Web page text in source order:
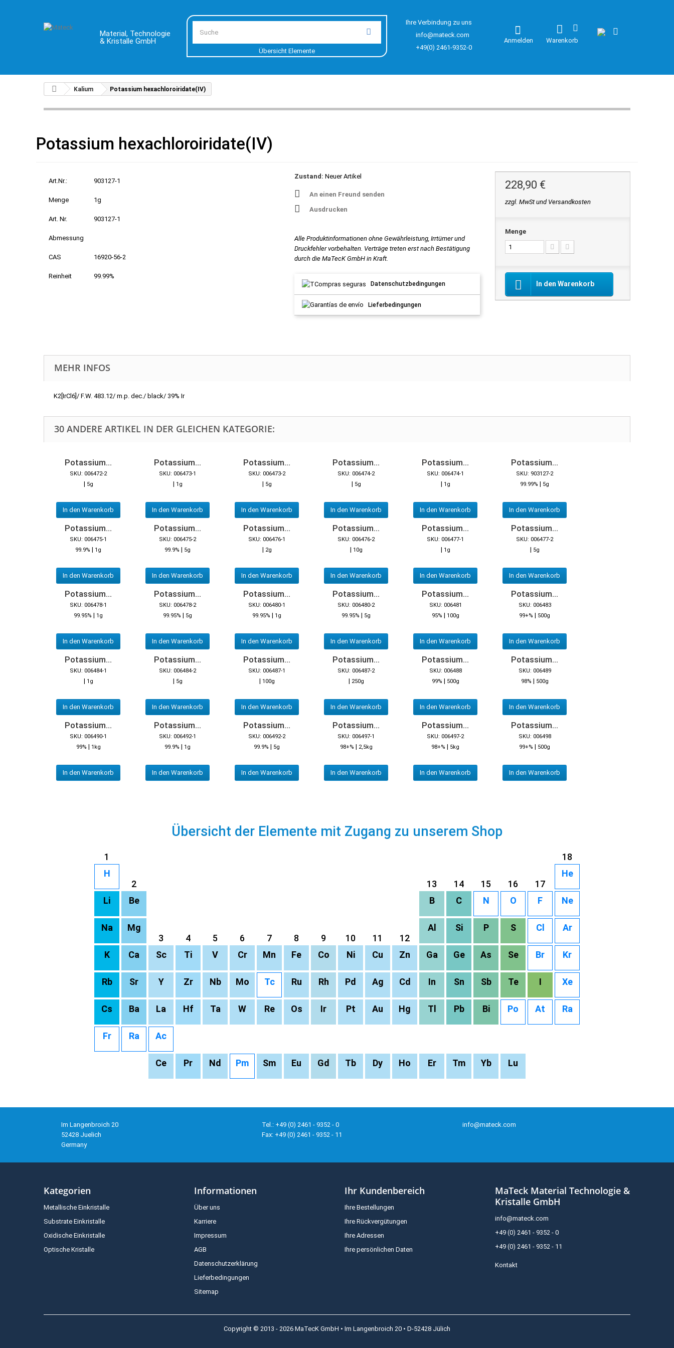
Material, Technologie
& Kristalle GmbH
Übersicht Elemente
Ihre Verbindung zu uns
info@mateck.com
+49(0) 2461-9352-0
Warenkorb
Anmelden
Kalium Potassium hexachloroiridate(IV)
Potassium hexachloroiridate(IV)
Art.Nr.: 903127-1
Menge 1g
Art. Nr. 903127-1
Abmessung
CAS 16920-56-2
Reinheit 99.99%
Zustand: Neuer Artikel
An einen Freund senden
Ausdrucken
Alle Produktinformationen ohne Gewährleistung, Irrtümer und
Druckfehler vorbehalten. Verträge treten erst nach Bestätigung
durch die MaTecK GmbH in Kraft.
Datenschutzbedingungen
Lieferbedingungen
228,90 €
zzgl. MwSt und Versandkosten
Menge
In den Warenkorb
MEHR INFOS
K2[IrCl6]/ F.W. 483.12/ m.p. dec./ black/ 39% Ir
30 ANDERE ARTIKEL IN DER GLEICHEN KATEGORIE:
Potassium...
SKU: 006472-2
| 5g
In den Warenkorb
Potassium...
SKU: 006473-1
| 1g
In den Warenkorb
Potassium...
SKU: 006473-2
| 5g
In den Warenkorb
Potassium...
SKU: 006474-2
| 5g
In den Warenkorb
Potassium...
SKU: 006474-1
| 1g
In den Warenkorb
Potassium...
SKU: 903127-2
99.99% | 5g
In den Warenkorb
Potassium...
SKU: 006475-1
99.9% | 1g
In den Warenkorb
Potassium...
SKU: 006475-2
99.9% | 5g
In den Warenkorb
Potassium...
SKU: 006476-1
| 2g
In den Warenkorb
Potassium...
SKU: 006476-2
| 10g
In den Warenkorb
Potassium...
SKU: 006477-1
| 1g
In den Warenkorb
Potassium...
SKU: 006477-2
| 5g
In den Warenkorb
Potassium...
SKU: 006478-1
99.95% | 1g
In den Warenkorb
Potassium...
SKU: 006478-2
99.95% | 5g
In den Warenkorb
Potassium...
SKU: 006480-1
99.95% | 1g
In den Warenkorb
Potassium...
SKU: 006480-2
99.95% | 5g
In den Warenkorb
Potassium...
SKU: 006481
95% | 100g
In den Warenkorb
Potassium...
SKU: 006483
99+% | 500g
In den Warenkorb
Potassium...
SKU: 006484-1
| 1g
In den Warenkorb
Potassium...
SKU: 006484-2
| 5g
In den Warenkorb
Potassium...
SKU: 006487-1
| 100g
In den Warenkorb
Potassium...
SKU: 006487-2
| 250g
In den Warenkorb
Potassium...
SKU: 006488
99% | 500g
In den Warenkorb
Potassium...
SKU: 006489
98% | 500g
In den Warenkorb
Potassium...
SKU: 006490-1
99% | 1kg
In den Warenkorb
Potassium...
SKU: 006492-1
99.9% | 1g
In den Warenkorb
Potassium...
SKU: 006492-2
99.9% | 5g
In den Warenkorb
Potassium...
SKU: 006497-1
98+% | 2,5kg
In den Warenkorb
Potassium...
SKU: 006497-2
98+% | 5kg
In den Warenkorb
Potassium...
SKU: 006498
99+% | 500g
In den Warenkorb
Übersicht der Elemente mit Zugang zu unserem Shop
1
18
H
2
13 14 15 16 17
He
Li Be B C N O F Ne
Na
Mg
3
4 5 6 7 8 9 10 11 12
Al Si P S Cl Ar
K Ca Sc Ti V Cr Mn Fe Co Ni Cu Zn Ga Ge As Se Br Kr
Rb Sr Y Zr Nb Mo Tc Ru Rh Pd Ag Cd In Sn Sb Te I Xe
Cs Ba La Hf Ta W Re Os Ir Pt Au Hg Tl Pb Bi Po At Ra
Fr Ra Ac
Ce Pr Nd Pm Sm Eu Gd Tb Dy Ho Er Tm Yb Lu
Im Langenbroich 20
52428 Juelich
Germany
Tel.: +49 (0) 2461 - 9352 - 0
Fax: +49 (0) 2461 - 9352 - 11
info@mateck.com
Kategorien
Metallische Einkristalle
Substrate Einkristalle
Oxidische Einkristalle
Optische Kristalle
Informationen
Über uns
Karriere
Impressum
AGB
Datenschutzerklärung
Lieferbedingungen
Sitemap
Ihr Kundenbereich
Ihre Bestellungen
Ihre Rückvergütungen
Ihre Adressen
Ihre persönlichen Daten
MaTeck Material Technologie &
Kristalle GmbH
info@mateck.com
+49 (0) 2461 - 9352 - 0
+49 (0) 2461 - 9352 - 11
Kontakt
Copyright © 2013 - 2026 MaTecK GmbH • Im Langenbroich 20 • D-52428 Jülich